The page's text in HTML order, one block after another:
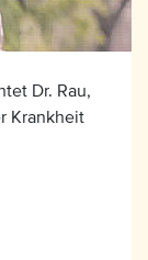
Dr. Rau,
Krankheit